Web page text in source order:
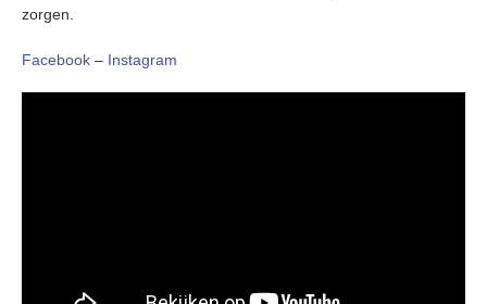
zorgen.
Facebook – Instagram